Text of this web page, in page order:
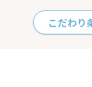
こだわり